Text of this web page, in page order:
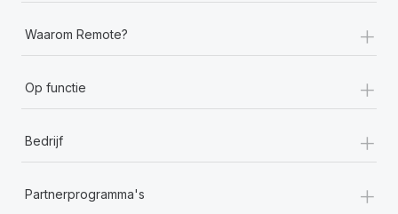
Waarom Remote? +
Op functie +
Bedrijf +
Partnerprogramma's +